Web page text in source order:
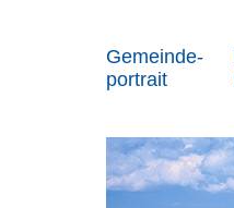
Gemeinde-
portrait